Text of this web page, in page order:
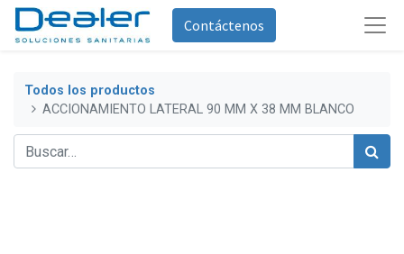
Contáctenos
Todos los productos
ACCIONAMIENTO LATERAL 90 MM X 38 MM BLANCO